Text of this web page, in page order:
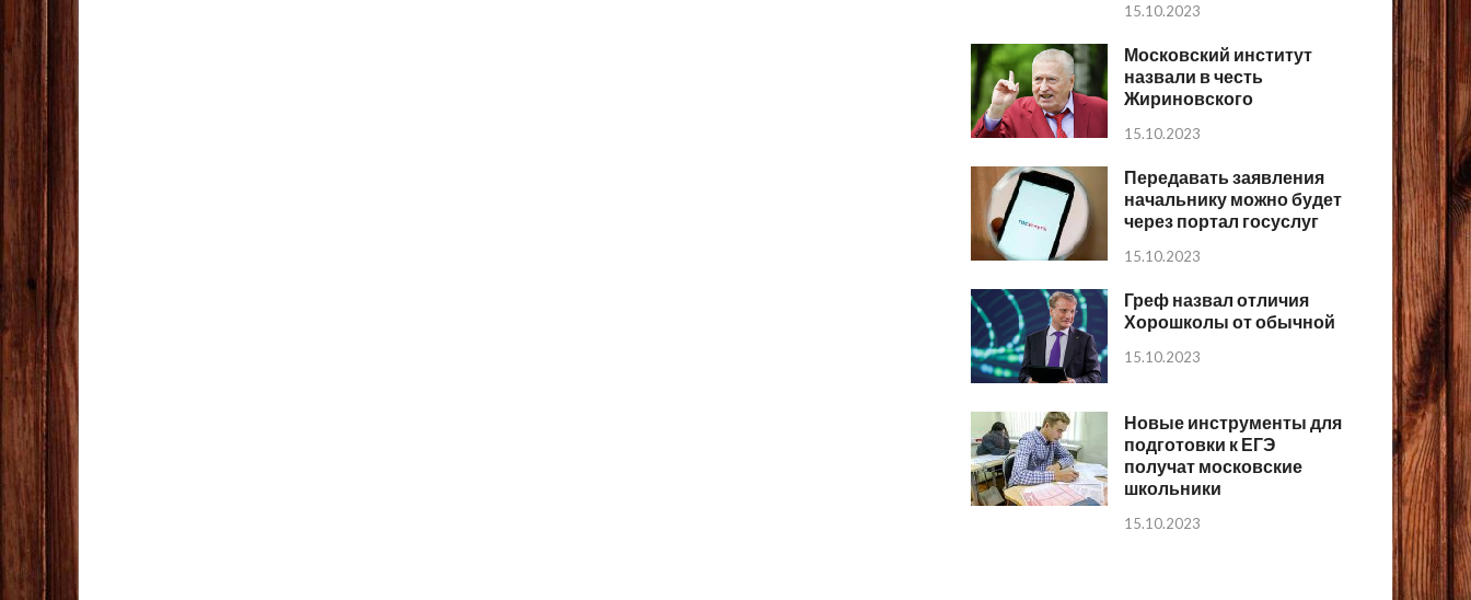
15.10.2023
Московский институт
назвали в честь
Жириновского
15.10.2023
Передавать заявления
начальнику можно будет
через портал госуслуг
15.10.2023
Греф назвал отличия
Хорошколы от обычной
15.10.2023
Новые инструменты для
подготовки к ЕГЭ
получат московские
школьники
15.10.2023